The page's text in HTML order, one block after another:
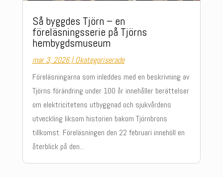
Så byggdes Tjörn – en
föreläsningsserie på Tjörns
hembygdsmuseum
mar 3, 2026|Okategoriserade
Föreläsningarna som inleddes med en beskrivning av
Tjörns förändring under 100 år innehåller berättelser
om elektricitetens utbyggnad och sjukvårdens
utveckling liksom historien bakom Tjörnbrons
tillkomst. Föreläsningen den 22 februari innehöll en
återblick på den...